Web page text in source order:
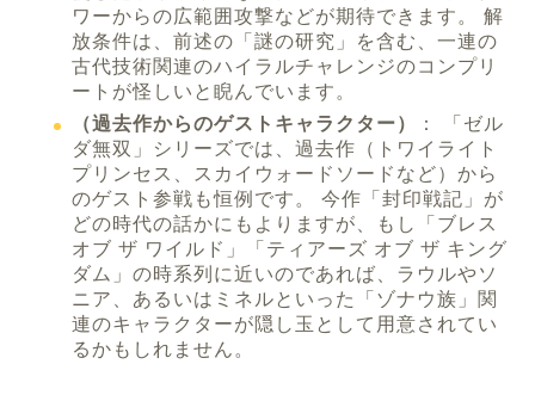
ワーからの広範囲攻撃などが期待できます。 解
放条件は、前述の「謎の研究」を含む、一連の
古代技術関連のハイラルチャレンジのコンプリ
ートが怪しいと睨んでいます。
（過去作からのゲストキャラクター）
： 「ゼル
ダ無双」シリーズでは、過去作（トワイライト
プリンセス、スカイウォードソードなど）から
のゲスト参戦も恒例です。 今作「封印戦記」が
どの時代の話かにもよりますが、もし「ブレス
オブ ザ ワイルド」「ティアーズ オブ ザ キング
ダム」の時系列に近いのであれば、ラウルやソ
ニア、あるいはミネルといった「ゾナウ族」関
連のキャラクターが隠し玉として用意されてい
るかもしれません。